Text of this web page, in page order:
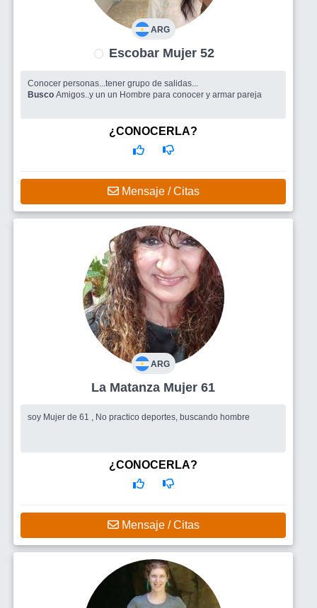
ARG
Escobar Mujer 52
Conocer personas...tener grupo de salidas...
Busco Amigos..y un un Hombre para conocer y armar pareja
¿CONOCERLA?
Mensaje / Citas
ARG
La Matanza Mujer 61
soy Mujer de 61 , No practico deportes, buscando hombre
¿CONOCERLA?
Mensaje / Citas